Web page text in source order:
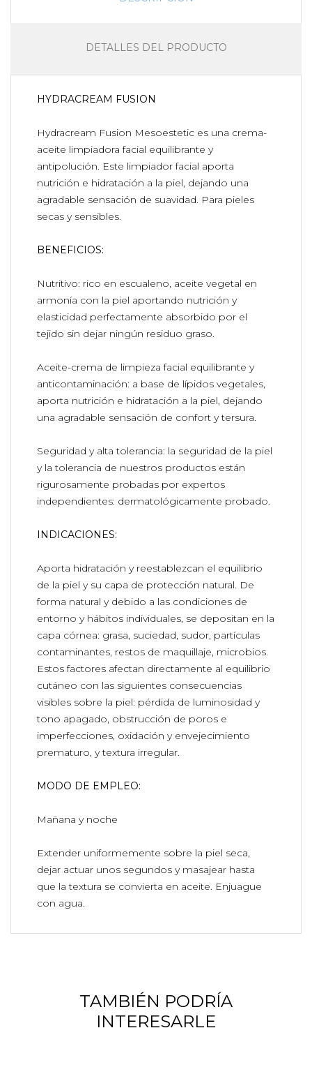
DETALLES DEL PRODUCTO
HYDRACREAM FUSION
Hydracream Fusion Mesoestetic es una crema-
aceite limpiadora facial equilibrante y
antipolución. Este limpiador facial aporta
nutrición e hidratación a la piel, dejando una
agradable sensación de suavidad. Para pieles
secas y sensibles.
BENEFICIOS:
Nutritivo: rico en escualeno, aceite vegetal en
armonía con la piel aportando nutrición y
elasticidad perfectamente absorbido por el
tejido sin dejar ningún residuo graso.
Aceite-crema de limpieza facial equilibrante y
anticontaminación: a base de lípidos vegetales,
aporta nutrición e hidratación a la piel, dejando
una agradable sensación de confort y tersura.
Seguridad y alta tolerancia: la seguridad de la piel
y la tolerancia de nuestros productos están
rigurosamente probadas por expertos
independientes: dermatológicamente probado.
INDICACIONES:
Aporta hidratación y reestablezcan el equilibrio
de la piel y su capa de protección natural. De
forma natural y debido a las condiciones de
entorno y hábitos individuales, se depositan en la
capa córnea: grasa, suciedad, sudor, partículas
contaminantes, restos de maquillaje, microbios.
Estos factores afectan directamente al equilibrio
cutáneo con las siguientes consecuencias
visibles sobre la piel: pérdida de luminosidad y
tono apagado, obstrucción de poros e
imperfecciones, oxidación y envejecimiento
prematuro, y textura irregular.
MODO DE EMPLEO:
Mañana y noche
Extender uniformemente sobre la piel seca,
dejar actuar unos segundos y masajear hasta
que la textura se convierta en aceite. Enjuague
con agua.
TAMBIÉN PODRÍA
INTERESARLE